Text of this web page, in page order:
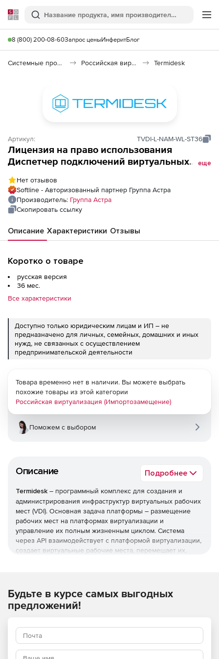
Softline
Поиск
8 (800) 200-08-60Запрос ценыИнферитБлог
Системные программы Российская виртуализация (Импортозамещение) Termidesk
Артикул: TVDI-L-NAM-WL-ST36
Лицензия на право использования
Диспетчер подключений виртуальных
пользователя, предназначенная для
работы в платформах виртуализации oVirt,
VMware с поддержкой гостевых
сроком на 36 мес., с включенной
технической поддержкой тип Стандарт на
36 мес.
еще
Нет отзывов
Softline - Авторизованный партнер Группа Астра
Производитель: Группа Астра
Скопировать ссылку
Описание Характеристики Отзывы
Коротко о товаре
русская версия
36 мес.
Все характеристики
Доступно только юридическим лицам и ИП – не
предназначено для личных, семейных, домашних и иных
нужд, не связанных с осуществлением
предпринимательской деятельности
Описание Подробнее
Termidesk – программный комплекс для создания и
администрирования инфраструктур виртуальных рабочих
мест (VDI). Основная задача платформы – размещение
рабочих мест на платформах виртуализации и
управление их полным жизненным циклом. Система
через API взаимодействует с платформой виртуализации,
создает виртуальные рабочие места, перемещает их,
Основные возможности:
подключение к Виртуальным Рабочим Местам (ВРМ)
происходит с помощью любого современного
браузера с поддержкой HTML5 или специального
Товара временно нет в наличии. Вы можете выбрать
похожие товары из этой категории
Российская виртуализация (Импортозамещение)
Поможем с выбором
Будьте в курсе самых выгодных
предложений!